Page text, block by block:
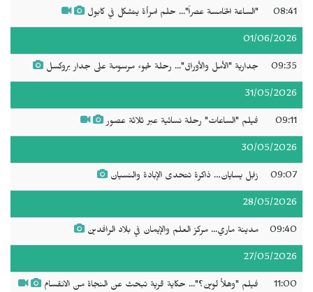
08:41 "الساعة الخامسة عصراً"... حلم امرأة يتشكل في كابول
01/06/2026
09:35 جدارية "الأمل والأوراق"... رحلة لجوء مرسومة على جدار بروكسل
31/05/2026
09:11 فيلم "الساعات" رحلة نسائية عبر ثلاثة عصور
30/05/2026
09:07 زابل يسايان… ذاكرة تتحدى الإبادة والنسيان
28/05/2026
09:40 مدينة ماري... مركز العلم والإيمان في بلاد الرافدين
27/05/2026
11:00 فيلم "وهلأ لوين؟"... حكاية قرية تبحث عن النجاة من الانقسام